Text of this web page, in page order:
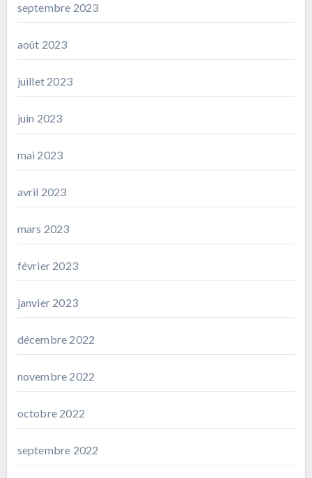
septembre 2023
août 2023
juillet 2023
juin 2023
mai 2023
avril 2023
mars 2023
février 2023
janvier 2023
décembre 2022
novembre 2022
octobre 2022
septembre 2022